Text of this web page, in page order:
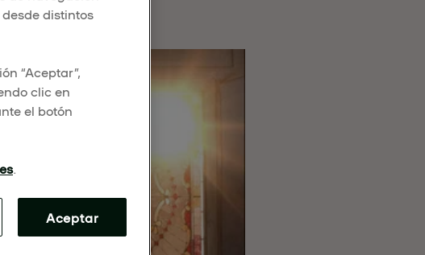
distintos
“Aceptar”,
clic en
el botón
.
Aceptar